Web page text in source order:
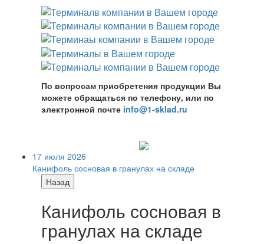
По вопросам приобретения продукции Вы
можете обращаться по телефону, или по
электронной почте info@1-sklad.ru
17 июля 2026
Канифоль сосновая в гранулах на складе
Назад
Канифоль сосновая в
гранулах на складе